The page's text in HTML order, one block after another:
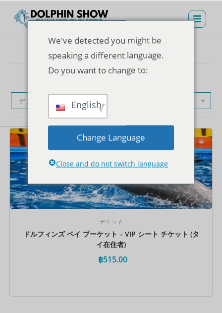
デフォルト表示
チケット
ドルフィンズ ベイ プーケット – VIP シート チケット (タ
イ在住者)
฿515.00
We've detected you might be
speaking a different language.
Do you want to change to:
English
Change Language
Close and do not switch language